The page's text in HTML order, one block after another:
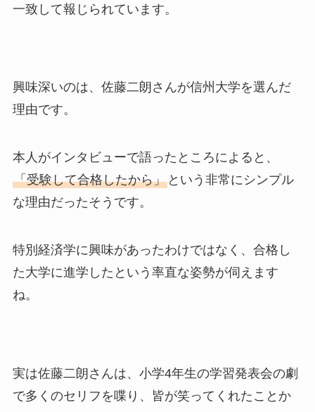
一致して報じられています。
興味深いのは、佐藤二朗さんが信州大学を選んだ
理由です。
本人がインタビューで語ったところによると、
「受験して合格したから」という非常にシンプル
な理由だったそうです。
特別経済学に興味があったわけではなく、合格し
た大学に進学したという率直な姿勢が伺えます
ね。
実は佐藤二朗さんは、小学4年生の学習発表会の劇
で多くのセリフを喋り、皆が笑ってくれたことか